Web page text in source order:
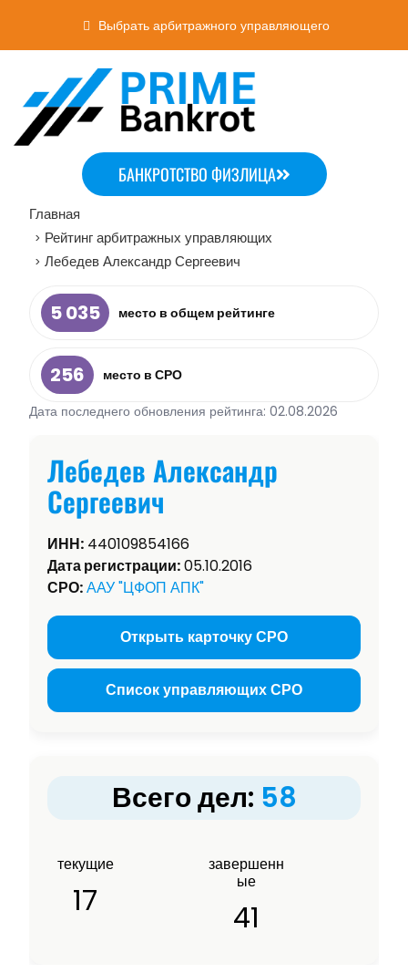
Выбрать арбитражного управляющего
БАНКРОТСТВО ФИЗЛИЦА
Главная
> Рейтинг арбитражных управляющих
> Лебедев Александр Сергеевич
5 035 место в общем рейтинге
256
место в СРО
Дата последнего обновления рейтинга: 02.08.2026
Лебедев Александр
Сергеевич
ИНН: 440109854166
Дата регистрации:05.10.2016
СРО:ААУ "ЦФОП АПК"
Открыть карточку СРО
Список управляющих СРО
Всего дел: 58
текущие
17
завершенн
ые
41